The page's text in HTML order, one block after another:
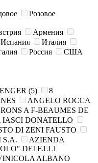
Розовое
Армения
Испания
Италия
Россия
США
(5)
8
ANGELO ROCCA
A F-BEAUMES DE
DONATELLO
DI ZENI FAUSTO
S.A.
AZIENDA
DEI F.LLI
ALBANO